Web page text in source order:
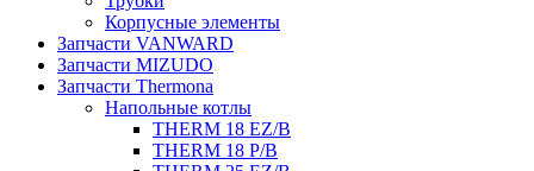
Корпусные элементы
Запчасти VANWARD
Запчасти MIZUDO
Запчасти Thermona
Напольные котлы
THERM 18 EZ/B
THERM 18 P/B